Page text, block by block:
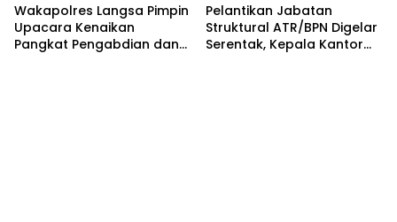
Wakapolres Langsa Pimpin
Upacara Kenaikan
Pangkat Pengabdian dan
Pelantikan Jabatan
Struktural ATR/BPN Digelar
Serentak, Kepala Kantor